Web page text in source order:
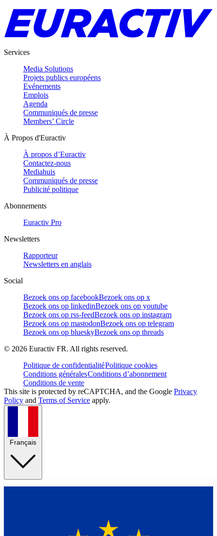
Services
Media Solutions
Projets publics européens
Evénements
Emplois
Agenda
Communiqués de presse
Members’ Circle
À Propos d'Euractiv
À propos d’Euractiv
Contactez-nous
Mediahuis
Communiqués de presse
Publicité politique
Abonnements
Euractiv Pro
Newsletters
Rapporteur
Newsletters en anglais
Social
Bezoek ons op facebookBezoek ons op x
Bezoek ons op linkedinBezoek ons op youtube
Bezoek ons op rss-feedBezoek ons op instagram
Bezoek ons op mastodonBezoek ons op telegram
Bezoek ons op blueskyBezoek ons op threads
© 2026 Euractiv FR. All rights reserved.
Politique de confidentialitéPolitique cookies
Conditions généralesConditions d’abonnement
Conditions de vente
This site is protected by reCAPTCHA, and the Google Privacy
Policy and Terms of Service apply.
Français